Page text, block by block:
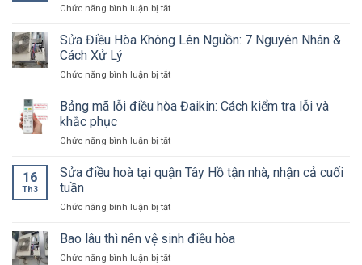
Từ
giá
Casper
ĐỦ
&
TIẾT
Chức năng bình luận bị tắtở
nên
mua
hoà
nội
điều
nên
Sửa Điều Hòa Không Lên Nguồn: 7 Nguyên Nhân &
Cách Xử Lý
Chức năng bình luận bị tắtở
Điều
Lên
7
&
Xử
Bảng mã lỗi điều hòa Đaikin: Cách kiểm tra lỗi và
khắc phục
Chức năng bình luận bị tắtở
mã
lỗi
hòa
Cách
16
Th3
Sửa điều hoà tại quận Tây Hồ tận nhà, nhận cả cuối
tuần
Chức năng bình luận bị tắtở
điều
tại
Bao lâu thì nên vệ sinh điều hòa
Chức năng bình luận bị tắtở